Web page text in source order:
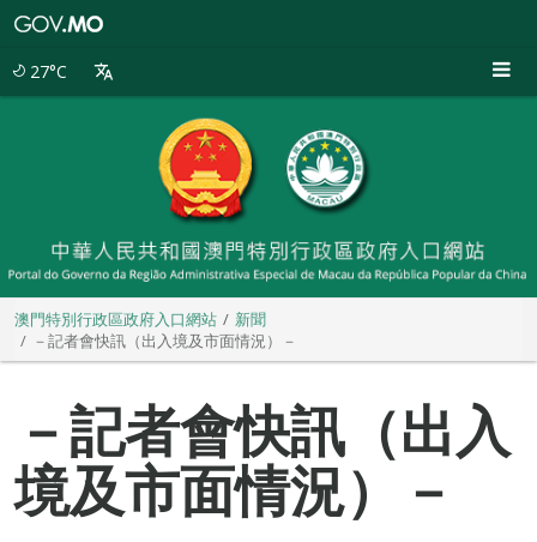
27°C
澳門特別行政區政府入口網站
新聞
－記者會快訊（出入境及市面情況）－
－記者會快訊（出入
境及市面情況）－